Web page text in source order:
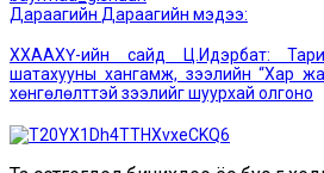
Дараагийн Дараагийн мэдээ:
ХХААХҮ-ийн сайд Ц.Идэрбат:
шатахууны хангамж, зээлийн “Хар
хөнгөлөлттэй зээлийг шуурхай олгоно